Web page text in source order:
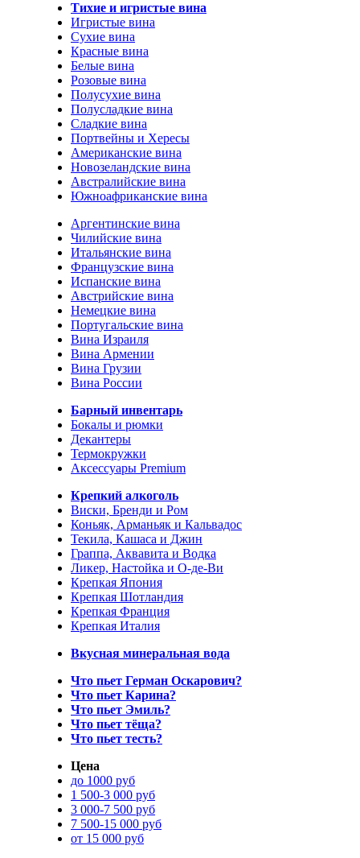
Тихие и игристые вина
Игристые вина
Сухие вина
Красные вина
Белые вина
Розовые вина
Полусухие вина
Полусладкие вина
Сладкие вина
Портвейны и Хересы
Американские вина
Новозеландские вина
Австралийские вина
Южноафриканские вина
Аргентинские вина
Чилийские вина
Итальянские вина
Французские вина
Испанские вина
Австрийские вина
Немецкие вина
Португальские вина
Вина Израиля
Вина Армении
Вина Грузии
Вина России
Барный инвентарь
Бокалы и рюмки
Декантеры
Термокружки
Аксессуары Premium
Крепкий алкоголь
Виски, Бренди и Ром
Коньяк, Арманьяк и Кальвадос
Текила, Кашаса и Джин
Граппа, Аквавита и Водка
Ликер, Настойка и О-де-Ви
Крепкая Япония
Крепкая Шотландия
Крепкая Франция
Крепкая Италия
Вкусная минеральная вода
Что пьет Герман Оскарович?
Что пьет Карина?
Что пьет Эмиль?
Что пьет тёща?
Что пьет тесть?
Цена
до 1000 руб
1 500-3 000 руб
3 000-7 500 руб
7 500-15 000 руб
от 15 000 руб